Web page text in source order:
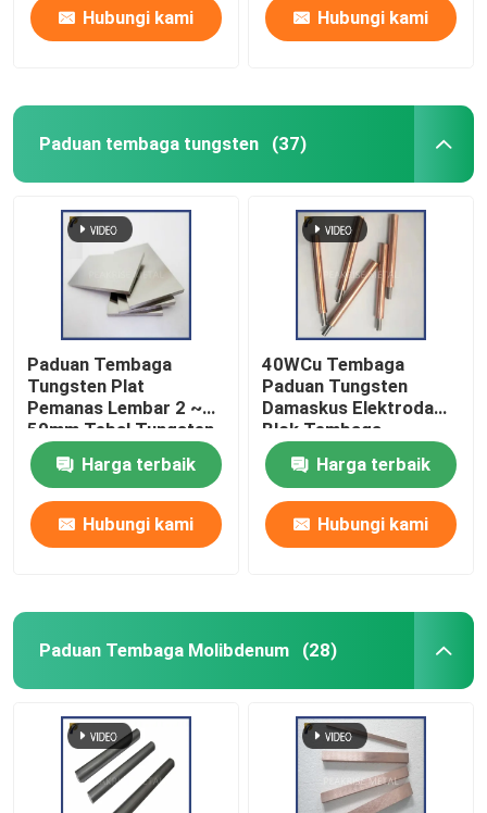
Hubungi kami Hubungi kami
Paduan tembaga tungsten (37)
Paduan Tembaga
Tungsten Plat
Pemanas Lembar 2 ~
50mm Tebal Tungsten
Plat Tembaga
Lembaran Tungsten
Tembaga
Harga terbaik
Hubungi kami
40WCu Tembaga
Paduan Tungsten
Damaskus Elektroda
Blok Tembaga
Elektroda Tungsten
Bahan Tembaga
Elektroda Tungsten
Harga terbaik
Hubungi kami
Paduan Tembaga Molibdenum (28)